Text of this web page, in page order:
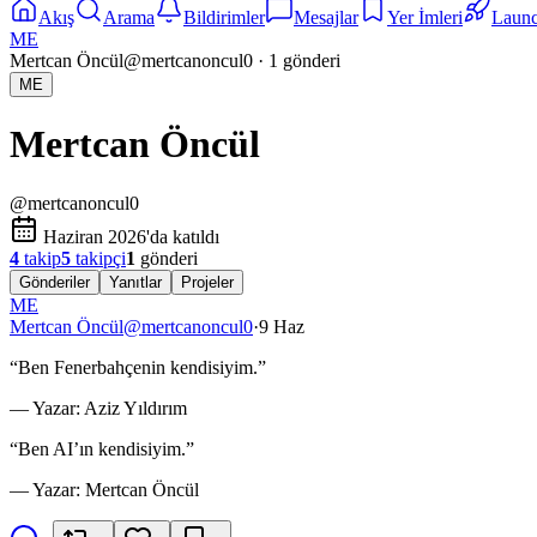
Akış Arama Bildirimler Mesajlar Yer İmleri
ME
Mertcan Öncül@mertcanoncul0 · 1 gönderi
ME
Mertcan Öncül
@mertcanoncul0
Haziran 2026'da katıldı
4 takip5 takipçi1 gönderi
Gönderiler Yanıtlar Projeler
ME
Mertcan Öncül@mertcanoncul0·9 Haz
“Ben Fenerbahçenin kendisiyim.”
— Yazar: Aziz Yıldırım
“Ben AI’ın kendisiyim.”
— Yazar: Mertcan Öncül